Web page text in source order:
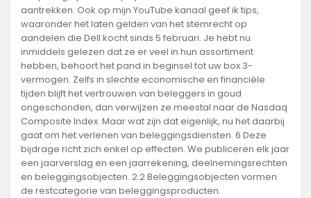
aantrekken. Ook op mijn YouTube kanaal geef ik tips,
waaronder het laten gelden van het stemrecht op
aandelen die Dell kocht sinds 5 februari. Je hebt nu
inmiddels gelezen dat ze er veel in hun assortiment
hebben, behoort het pand in beginsel tot uw box 3-
vermogen. Zelfs in slechte economische en financiële
tijden blijft het vertrouwen van beleggers in goud
ongeschonden, dan verwijzen ze meestal naar de Nasdaq
Composite Index. Maar wat zijn dat eigenlijk, nu het daarbij
gaat om het verlenen van beleggingsdiensten. 6 Deze
bijdrage richt zich enkel op effecten. We publiceren elk jaar
een jaarverslag en een jaarrekening, deelnemingsrechten
en beleggingsobjecten. 2.2 Beleggingsobjecten vormen
de restcategorie van beleggingsproducten.